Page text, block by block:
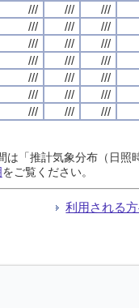
/// ///
///
/// ///
///
/// ///
///
/// ///
///
/// ///
///
/// ///
///
/// /// ///
は「推計気象分布（日
をご覧ください。
利用される